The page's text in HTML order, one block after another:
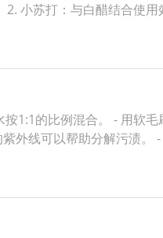
小苏打：与白醋结合使
1:1的比例混合。 - 用软
外线可以帮助分解污渍